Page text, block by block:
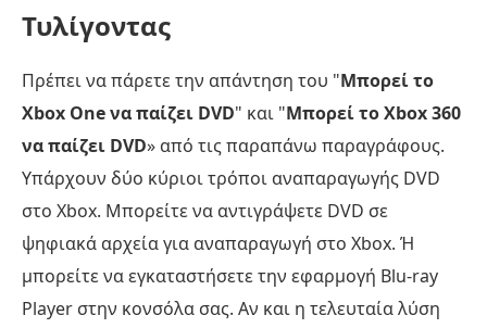
Τυλίγοντας
Πρέπει να πάρετε την απάντηση του "Μπορεί το
Xbox One να παίζει DVD" και "Μπορεί το Xbox 360
να παίζει DVD» από τις παραπάνω παραγράφους.
Υπάρχουν δύο κύριοι τρόποι αναπαραγωγής DVD
στο Xbox. Μπορείτε να αντιγράψετε DVD σε
ψηφιακά αρχεία για αναπαραγωγή στο Xbox. Ή
μπορείτε να εγκαταστήσετε την εφαρμογή Blu-ray
Player στην κονσόλα σας. Αν και η τελευταία λύση